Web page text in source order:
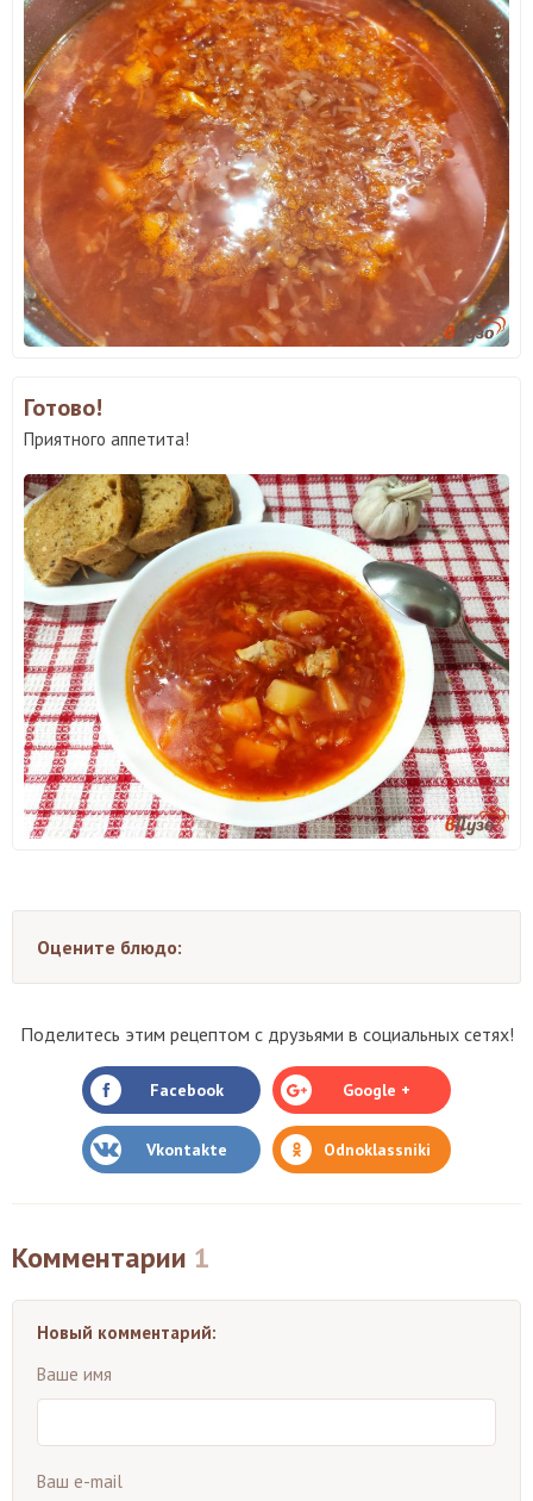
Готово!
Приятного аппетита!
Оцените блюдо:
Поделитесь этим рецептом с друзьями в социальных сетях!
Facebook Google +
Vkontakte Odnoklassniki
Комментарии 1
Новый комментарий:
Ваше имя
Ваш e-mail